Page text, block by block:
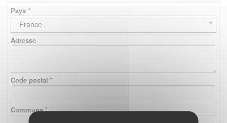
Pays *
France
Adresse
Code postal *
Commune *